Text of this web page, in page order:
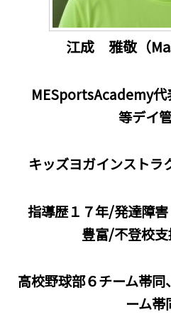
江成 雅敬（
MESportsAcademy代
等デイ
キッズヨガインストラ
指導歴１７年/発達障
豊富/不登校
高校野球部６チーム帯
ーム帯